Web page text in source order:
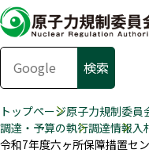
トップページ原子力規制委員
調達・予算の執行調達情報入
令和7年度六ヶ所保障措置セ